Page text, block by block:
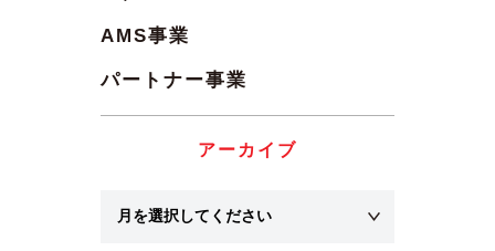
AMS事業
パートナー事業
アーカイブ